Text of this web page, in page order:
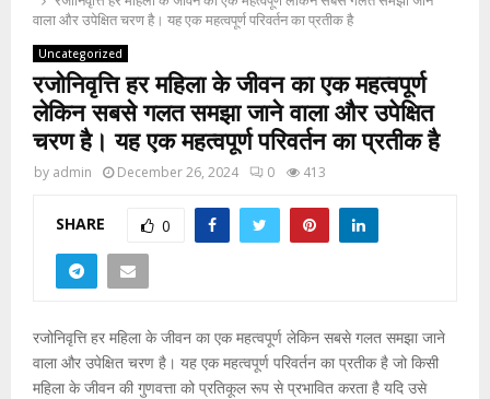
वाला और उपेक्षित चरण है। यह एक महत्वपूर्ण परिवर्तन का प्रतीक है
Uncategorized
रजोनिवृत्ति हर महिला के जीवन का एक महत्वपूर्ण
लेकिन सबसे गलत समझा जाने वाला और उपेक्षित
चरण है। यह एक महत्वपूर्ण परिवर्तन का प्रतीक है
by admin December 26, 2024 0 413
SHARE 0
रजोनिवृत्ति हर महिला के जीवन का एक महत्वपूर्ण लेकिन सबसे गलत समझा जाने
वाला और उपेक्षित चरण है। यह एक महत्वपूर्ण परिवर्तन का प्रतीक है जो किसी
महिला के जीवन की गुणवत्ता को प्रतिकूल रूप से प्रभावित करता है यदि उसे